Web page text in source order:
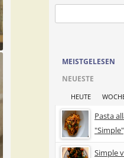
nach:
MEISTGELESEN
NEUESTE
HEUTE
Pasta
Simple